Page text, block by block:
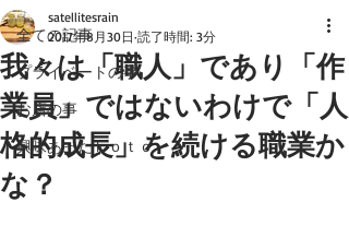
全ての記事
プライベートの事
お店の事
興味あったｋｏｔｏ
我々は「職人」であり「作
業員」ではないわけで「人
格的成長」を続ける職業か
な？
satellitesrain
2017年8月30日 読了時間: 3分